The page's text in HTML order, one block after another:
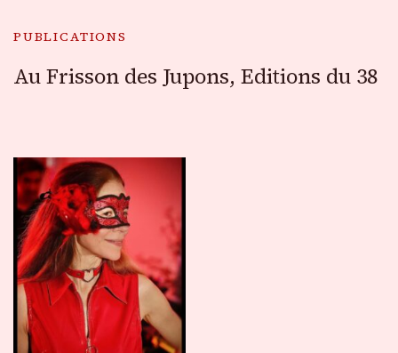
PUBLICATIONS
Au Frisson des Jupons, Editions du 38